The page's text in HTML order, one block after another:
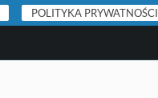
POLITYKA PRYWATNOŚCI